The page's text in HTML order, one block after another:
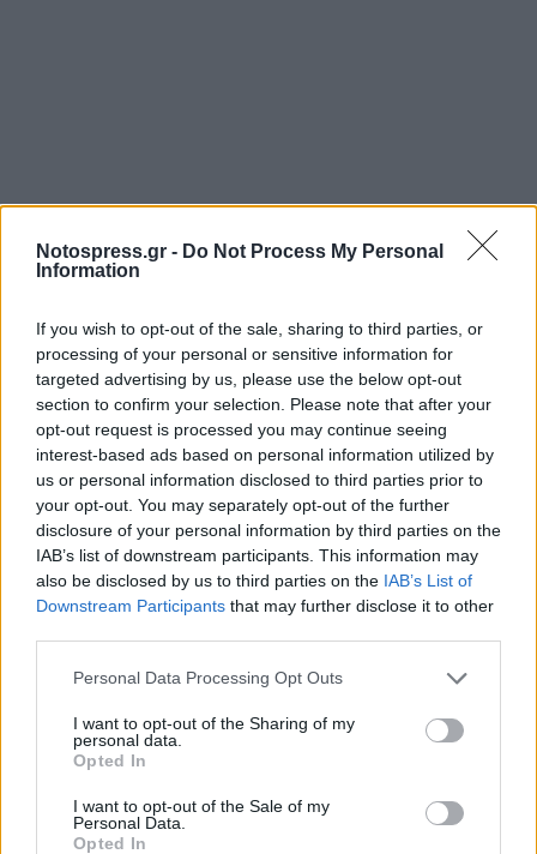
Notospress.gr - Do Not Process My Personal
Information
If you wish to opt-out of the sale, sharing to third parties, or
processing of your personal or sensitive information for
targeted advertising by us, please use the below opt-out
section to confirm your selection. Please note that after your
opt-out request is processed you may continue seeing
interest-based ads based on personal information utilized by
us or personal information disclosed to third parties prior to
your opt-out. You may separately opt-out of the further
disclosure of your personal information by third parties on the
IAB’s list of downstream participants. This information may
also be disclosed by us to third parties on the IAB’s List of
Downstream Participants that may further disclose it to other
Personal Data Processing Opt Outs
I want to opt-out of the Sharing of my
personal data.
Opted In
I want to opt-out of the Sale of my
Personal Data.
Opted In
Σχετικά Άρθρα